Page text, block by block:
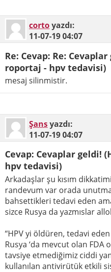
cortoyazdı:
11-07-1904:07
Re: Cevap: Re:
roportaj - hpv tedavisi)
mesaj silinmistir.
Şansyazdı:
11-07-1904:07
Cevap: Cevaplar geldi!
hpv tedavisi)
Arkadaşlar şu kısım
randevum var orada
bahsettikleri tedavi eden
sizce Rusya da yazmıslar
“HPV yi öldüren, tedavi
Rusya ‘da mevcut olan FDA
tavsiye etmediğimiz ciddi
kullanılan antivirütük etkili